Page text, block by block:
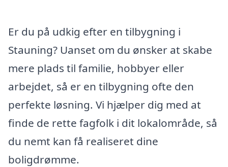
Er du på udkig efter en tilbygning i
Stauning? Uanset om du ønsker at skabe
mere plads til familie, hobbyer eller
arbejdet, så er en tilbygning ofte den
perfekte løsning. Vi hjælper dig med at
finde de rette fagfolk i dit lokalområde, så
du nemt kan få realiseret dine
boligdrømme.